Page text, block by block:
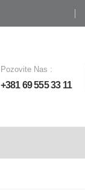
Pozovite Nas :
+381 69 555 33 11